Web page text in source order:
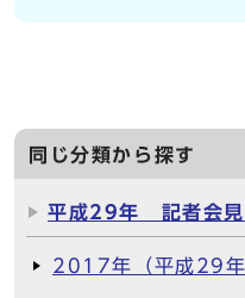
同じ分類から探す
平成29年 記者会見
2017年（平成29